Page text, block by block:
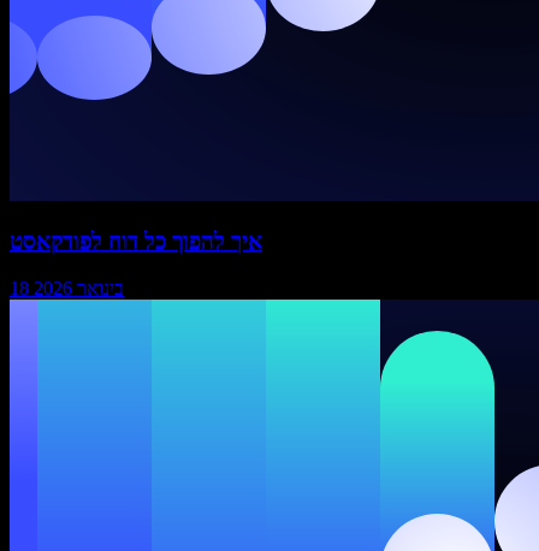
איך להפוך כל דוח לפודקאסט
18 בינואר 2026